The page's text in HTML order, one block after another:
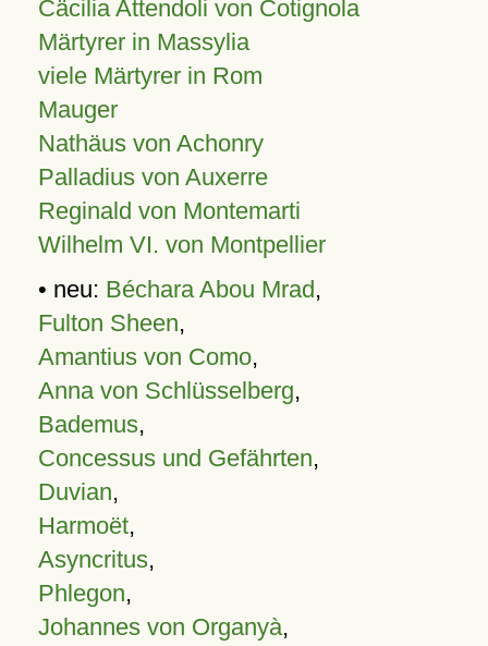
Cäcilia Attendoli von Cotignola
Märtyrer in Massylia
viele Märtyrer in Rom
Mauger
Nathäus von Achonry
Palladius von Auxerre
Reginald von Montemarti
Wilhelm VI. von Montpellier
• neu: Béchara Abou Mrad,
Fulton Sheen,
Amantius von Como,
Anna von Schlüsselberg,
Bademus,
Concessus und Gefährten,
Duvian,
Harmoët,
Asyncritus,
Phlegon,
Johannes von Organyà,